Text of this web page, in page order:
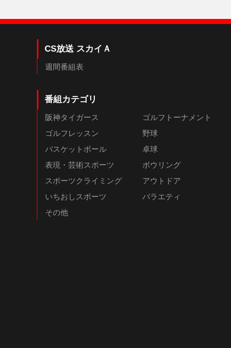
CS放送 スカイＡ
週間番組表
番組カテゴリ
阪神タイガース
ゴルフトーナメント
ゴルフレッスン
野球
バスケットボール
卓球
表現・芸術スポーツ
ボウリング
スポーツクライミング
アウトドア
いちおしスポーツ
バラエティ
その他